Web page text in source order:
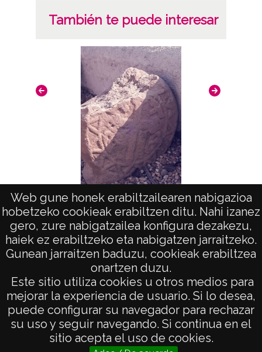
Web gune honek erabiltzailearen nabigazioa
hobetzeko cookieak erabiltzen ditu. Nahi izanez
gero, zure nabigatzailea konfigura dezakezu,
haiek ez erabiltzeko eta nabigatzen jarraitzeko.
Gunean jarraitzen baduzu, cookieak erabiltzea
onartzen duzu.
Este sitio utiliza cookies u otros medios para
mejorar la experiencia de usuario. Si lo desea,
puede configurar su navegador para rechazar
su uso y seguir navegando. Si continua en el
sitio acepta el uso de cookies.
También te puede interesar
Arte en Aquitania. Estelas: Jatxou
AVISO LEGAL
POLÍTICA DE PRIVACIDAD
ACCESIBILIDAD
ATENCIÓN CIUDADANA